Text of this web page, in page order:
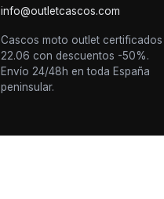
info@outletcascos.com
Cascos moto outlet certificados
22.06 con descuentos -50%.
Envío 24/48h en toda España
peninsular.